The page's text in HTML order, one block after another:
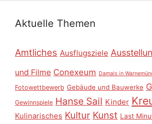
Aktuelle Themen
Amtliches Ausflugsziele
und Filme Conexeum Damals in
Fotowettbewerb Gebäude und Bauwerke
Gewinnspiele Hanse Sail Kinder
Kulinarisches Kultur Kunst Last